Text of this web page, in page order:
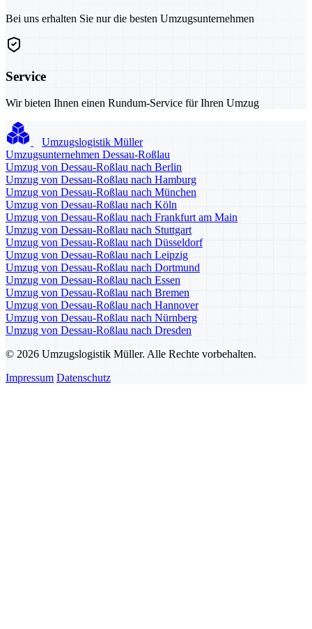
Bei uns erhalten Sie nur die besten Umzugsunternehmen
Service
Wir bieten Ihnen einen Rundum-Service für Ihren Umzug
Umzugslogistik Müller
Umzugsunternehmen Dessau-Roßlau
Umzug von Dessau-Roßlau nach Berlin
Umzug von Dessau-Roßlau nach Hamburg
Umzug von Dessau-Roßlau nach München
Umzug von Dessau-Roßlau nach Köln
Umzug von Dessau-Roßlau nach Frankfurt am Main
Umzug von Dessau-Roßlau nach Stuttgart
Umzug von Dessau-Roßlau nach Düsseldorf
Umzug von Dessau-Roßlau nach Leipzig
Umzug von Dessau-Roßlau nach Dortmund
Umzug von Dessau-Roßlau nach Essen
Umzug von Dessau-Roßlau nach Bremen
Umzug von Dessau-Roßlau nach Hannover
Umzug von Dessau-Roßlau nach Nürnberg
Umzug von Dessau-Roßlau nach Dresden
© 2026 Umzugslogistik Müller. Alle Rechte vorbehalten.
Impressum Datenschutz